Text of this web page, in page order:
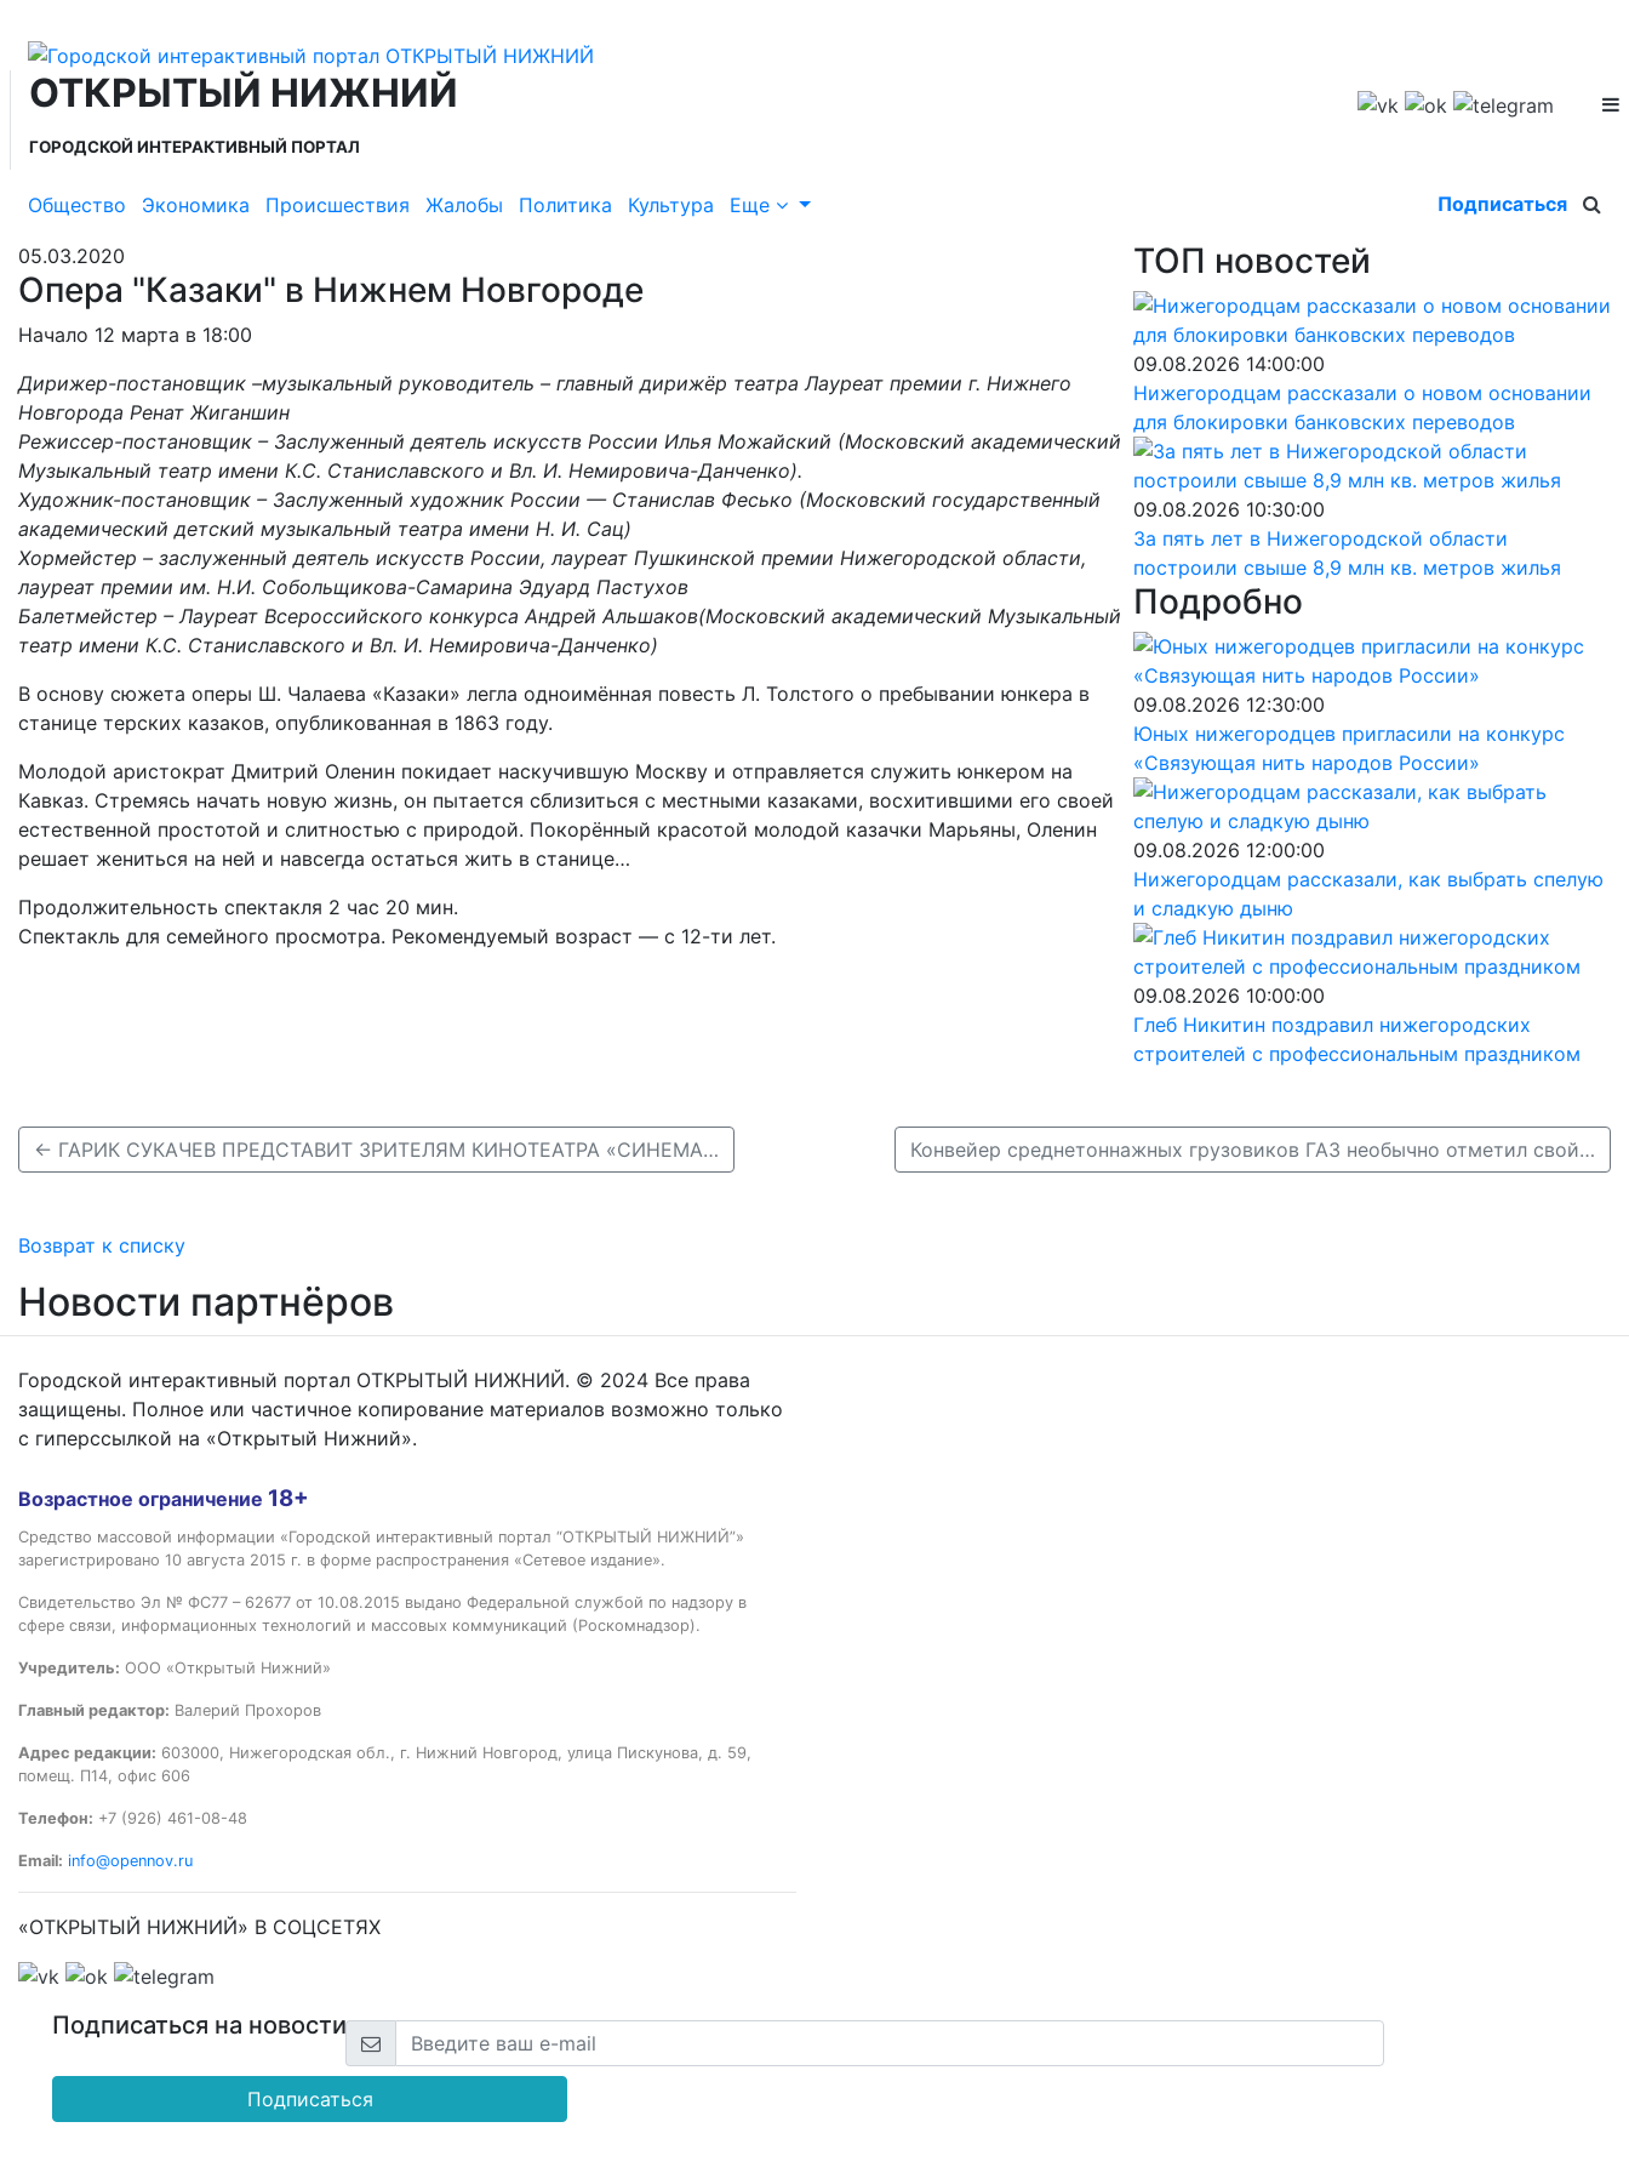
ОТКРЫТЫЙ НИЖНИЙ
ГОРОДСКОЙ ИНТЕРАКТИВНЫЙ ПОРТАЛ
Общество Экономика Происшествия Жалобы Политика Культура Еще Подписаться
05.03.2020
Опера "Казаки" в Нижнем Новгороде
Начало 12 марта в 18:00
Дирижер-постановщик –музыкальный руководитель – главный дирижёр театра Лауреат премии г. Нижнего
Новгорода Ренат Жиганшин
Режиссер-постановщик – Заслуженный деятель искусств России Илья Можайский (Московский академический
Музыкальный театр имени К.С. Станиславского и Вл. И. Немировича-Данченко).
Художник-постановщик – Заслуженный художник России — Станислав Фесько (Московский государственный
академический детский музыкальный театра имени Н. И. Сац)
Хормейстер – заслуженный деятель искусств России, лауреат Пушкинской премии Нижегородской области,
лауреат премии им. Н.И. Собольщикова-Самарина Эдуард Пастухов
Балетмейстер – Лауреат Всероссийского конкурса Андрей Альшаков(Московский академический Музыкальный
театр имени К.С. Станиславского и Вл. И. Немировича-Данченко)
В основу сюжета оперы Ш. Чалаева «Казаки» легла одноимённая повесть Л. Толстого о пребывании юнкера в
станице терских казаков, опубликованная в 1863 году.
Молодой аристократ Дмитрий Оленин покидает наскучившую Москву и отправляется служить юнкером на
Кавказ. Стремясь начать новую жизнь, он пытается сблизиться с местными казаками, восхитившими его своей
естественной простотой и слитностью с природой. Покорённый красотой молодой казачки Марьяны, Оленин
решает жениться на ней и навсегда остаться жить в станице…
Продолжительность спектакля 2 час 20 мин.
Спектакль для семейного просмотра. Рекомендуемый возраст — с 12-ти лет.
ТОП новостей
09.08.2026 14:00:00
Нижегородцам рассказали о новом основании
для блокировки банковских переводов
09.08.2026 10:30:00
За пять лет в Нижегородской области
построили свыше 8,9 млн кв. метров жилья
Подробно
09.08.2026 12:30:00
Юных нижегородцев пригласили на конкурс
«Связующая нить народов России»
09.08.2026 12:00:00
Нижегородцам рассказали, как выбрать спелую
и сладкую дыню
09.08.2026 10:00:00
Глеб Никитин поздравил нижегородских
строителей с профессиональным праздником
← ГАРИК СУКАЧЕВ ПРЕДСТАВИТ ЗРИТЕЛЯМ КИНОТЕАТРА «СИНЕМА ПАРК ФАНТАСТИКА» РЕЖИССЕРСКУЮ РАБОТУ «ТО, ЧТО ВО МНЕ» Конвейер среднетоннажных грузовиков ГАЗ необычно отметил свой 45-летний юбилей →
Возврат к списку
Новости партнёров
Городской интерактивный портал ОТКРЫТЫЙ НИЖНИЙ. © 2024 Все права
защищены. Полное или частичное копирование материалов возможно только
с гиперссылкой на «Открытый Нижний».
Возрастное ограничение 18+
Средство массовой информации «Городской интерактивный портал “ОТКРЫТЫЙ НИЖНИЙ”»
зарегистрировано 10 августа 2015 г. в форме распространения «Сетевое издание».
Свидетельство Эл № ФС77 – 62677 от 10.08.2015 выдано Федеральной службой по надзору в
сфере связи, информационных технологий и массовых коммуникаций (Роскомнадзор).
Учредитель: ООО «Открытый Нижний»
Главный редактор: Валерий Прохоров
Адрес редакции: 603000, Нижегородская обл., г. Нижний Новгород, улица Пискунова, д. 59,
помещ. П14, офис 606
Телефон: +7 (926) 461-08-48
Email: info@opennov.ru
«ОТКРЫТЫЙ НИЖНИЙ» В СОЦСЕТЯХ
Подписаться на новости
Подписаться